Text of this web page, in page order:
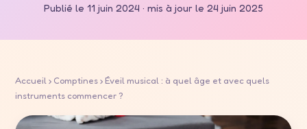
Publié le 11 juin 2024 · mis à jour le 24 juin 2025
Accueil› Comptines› Éveil musical : à quel âge et avec quels
instruments commencer ?